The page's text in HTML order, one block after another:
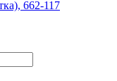
662-117